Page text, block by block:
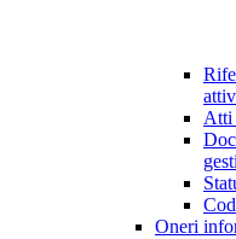
Atti
Oneri